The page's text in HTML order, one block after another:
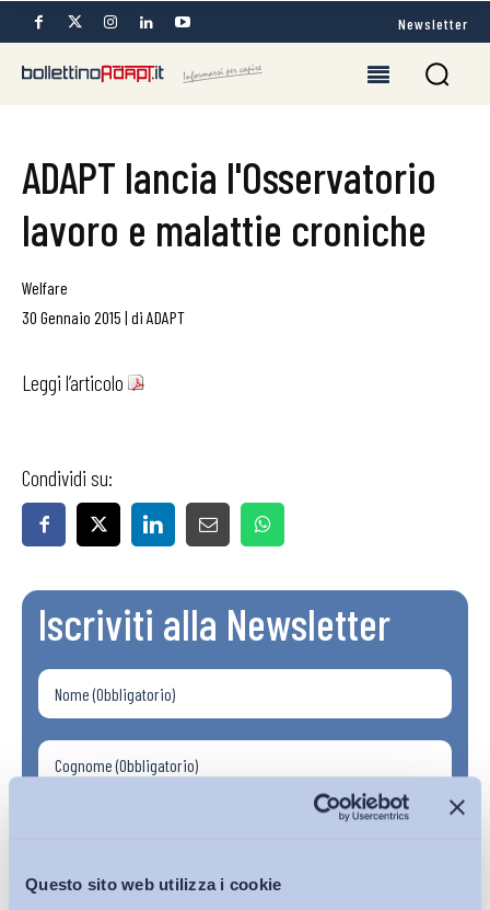
Questo sito web utilizza i cookie
Newsletter
ADAPT lancia l'Osservatorio
lavoro e malattie croniche
Welfare
30 Gennaio 2015 | di ADAPT
Leggi l’articolo
Condividi su:
Iscriviti alla Newsletter